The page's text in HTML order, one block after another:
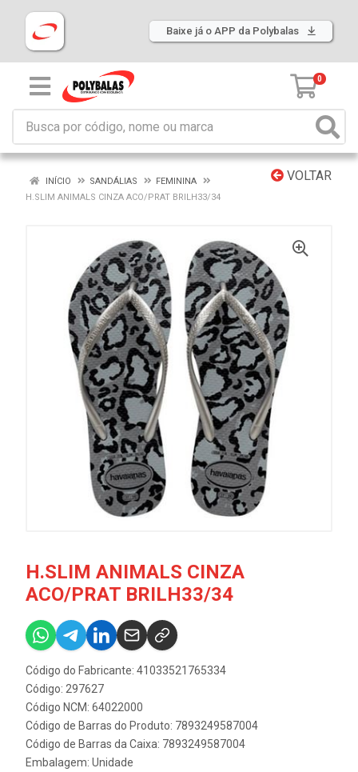
Baixe já o APP da Polybalas
0
VOLTAR
INÍCIO SANDÁLIAS
FEMININA
H.SLIM ANIMALS CINZA ACO/PRAT BRILH33/34
H.SLIM ANIMALS CINZA
ACO/PRAT BRILH33/34
Código do Fabricante: 41033521765334
Código: 297627
Código NCM: 64022000
Código de Barras do Produto: 7893249587004
Código de Barras da Caixa: 7893249587004
Embalagem: Unidade